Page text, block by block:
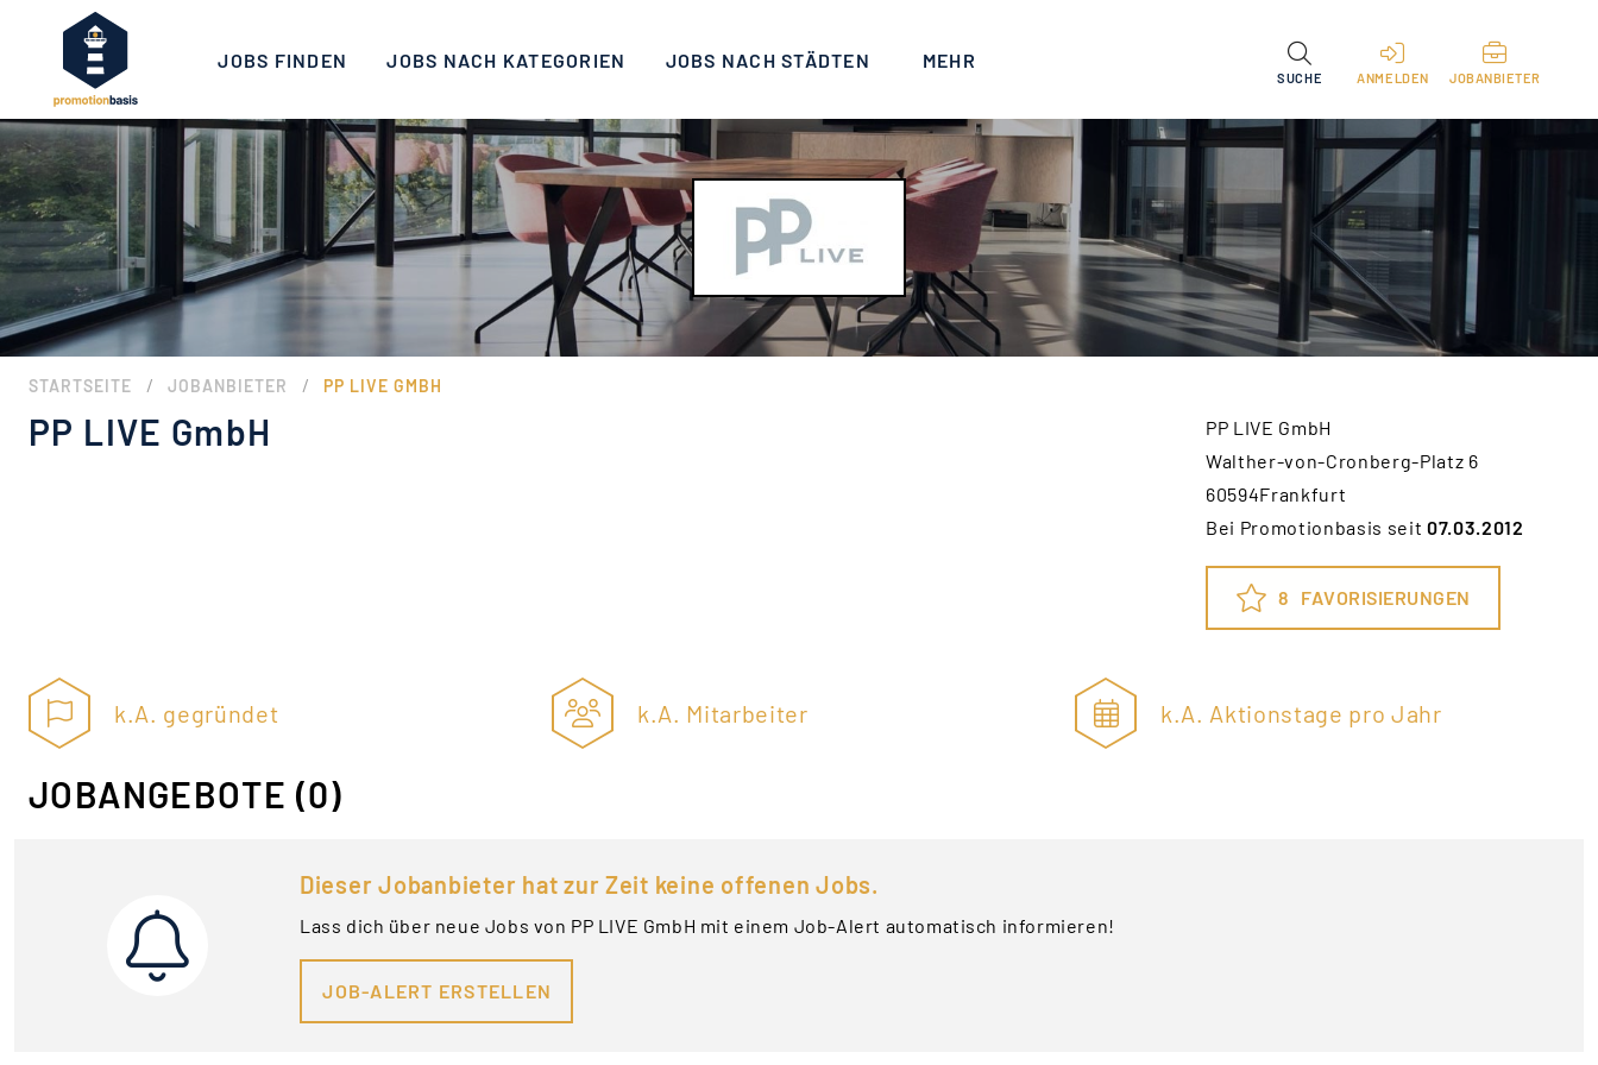
JOBS FINDEN JOBS NACH KATEGORIEN JOBS NACH STÄDTEN MEHR
SUCHE ANMELDEN JOBANBIETER
STARTSEITE / JOBANBIETER / PP LIVE GMBH
PP LIVE GmbH
PP LIVE GmbH
Walther-von-Cronberg-Platz 6
60594Frankfurt
Bei Promotionbasis seit07.03.2012
8 FAVORISIERUNGEN
k.A. gegründet k.A. Mitarbeiter k.A. Aktionstage pro Jahr
JOBANGEBOTE (0)
Dieser Jobanbieter hat zur Zeit keine offenen Jobs.
Lass dich über neue Jobs von PP LIVE GmbH mit einem Job-Alert automatisch informieren!
JOB-ALERT ERSTELLEN